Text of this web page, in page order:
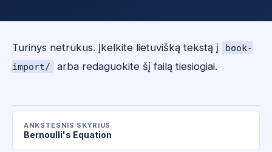
Turinys netrukus. Įkelkite lietuvišką tekstą į
book-
import/
arba redaguokite šį failą tiesiogiai.
ANKSTESNIS SKYRIUS
Bernoulli's Equation